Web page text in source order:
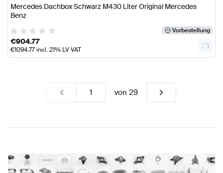
Mercedes Dachbox Schwarz M430 Liter Original Mercedes
Benz
Vorbestellung
€904.77
€1094.77incl. 21% LV VAT
von29